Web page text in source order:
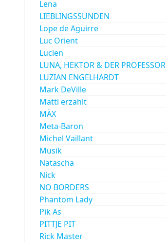
Lena
LIEBLINGSSÜNDEN
Lope de Aguirre
Luc Orient
Lucien
LUNA, HEKTOR & DER PROFESSOR
LUZIAN ENGELHARDT
Mark DeVille
Matti erzählt
MÄX
Meta-Baron
Michel Vaillant
Musik
Natascha
Nick
NO BORDERS
Phantom Lady
Pik As
PITTJE PIT
Rick Master